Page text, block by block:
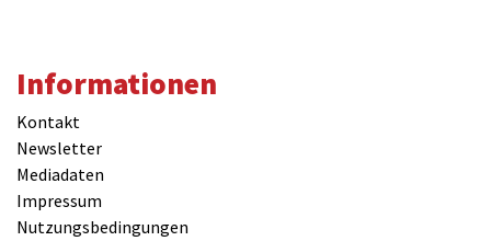
Informationen
Kontakt
Newsletter
Mediadaten
Impressum
Nutzungsbedingungen